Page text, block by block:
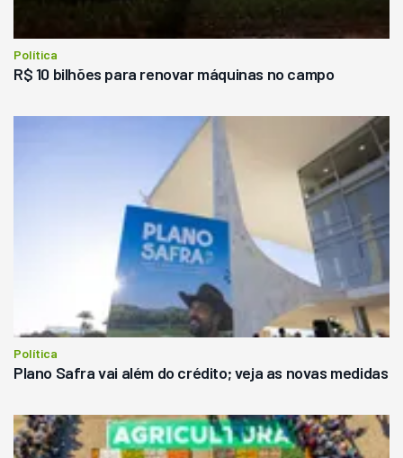
Política
R$ 10 bilhões para renovar máquinas no campo
Política
Plano Safra vai além do crédito; veja as novas medidas